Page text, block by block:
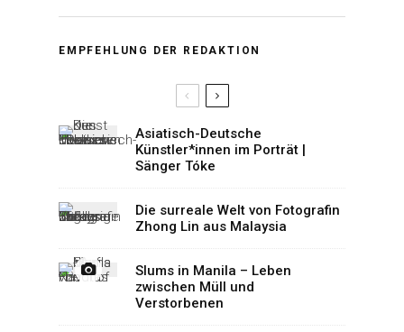
EMPFEHLUNG DER REDAKTION
Asiatisch-Deutsche
Künstler*innen im Porträt |
Sänger Tóke
Die surreale Welt von Fotografin
Zhong Lin aus Malaysia
Slums in Manila – Leben
zwischen Müll und
Verstorbenen